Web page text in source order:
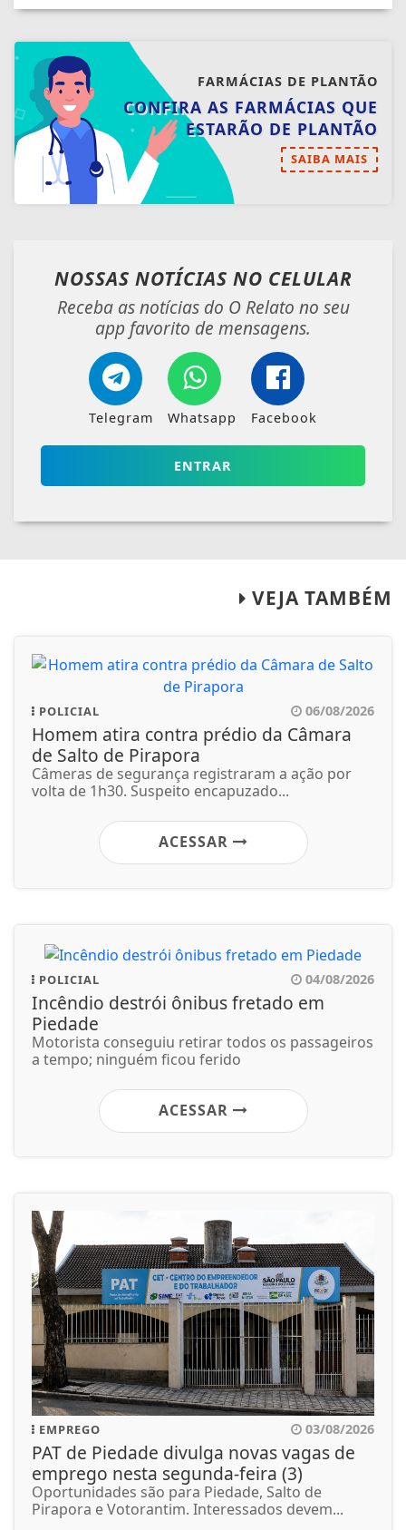
FARMÁCIAS DE PLANTÃO
CONFIRA AS FARMÁCIAS QUE
ESTARÃO DE PLANTÃO
SAIBA MAIS
NOSSAS NOTÍCIAS NO CELULAR
Receba as notícias do O Relato no seu
app favorito de mensagens.
Telegram Whatsapp Facebook
ENTRAR
VEJA TAMBÉM
POLICIAL 06/08/2026
Homem atira contra prédio da Câmara
de Salto de Pirapora
Câmeras de segurança registraram a ação por
volta de 1h30. Suspeito encapuzado...
ACESSAR
POLICIAL 04/08/2026
Incêndio destrói ônibus fretado em
Piedade
Motorista conseguiu retirar todos os passageiros
a tempo; ninguém ficou ferido
ACESSAR
EMPREGO 03/08/2026
PAT de Piedade divulga novas vagas de
emprego nesta segunda-feira (3)
Oportunidades são para Piedade, Salto de
Pirapora e Votorantim. Interessados devem...